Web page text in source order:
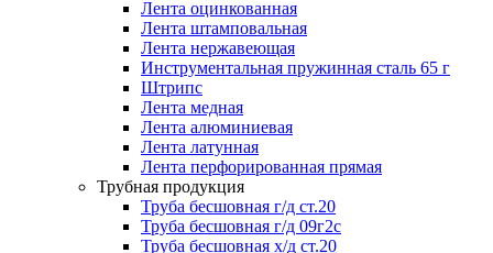
Лента оцинкованная
Лента штамповальная
Лента нержавеющая
Инструментальная пружинная сталь 65 г
Штрипс
Лента медная
Лента алюминиевая
Лента латунная
Лента перфорированная прямая
Трубная продукция
Труба бесшовная г/д ст.20
Труба бесшовная г/д 09г2с
Труба бесшовная х/д ст.20